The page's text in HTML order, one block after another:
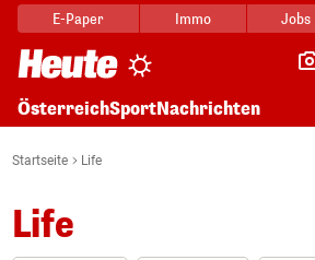
E-Paper Immo Jobs
ÖsterreichSportNachrichten
Startseite Life
Life